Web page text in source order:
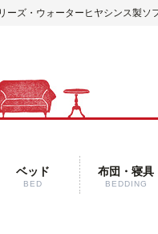
ーズ・ウォーターヒヤシンス製ソ
ベッド
BED
布団・寝具
BEDDING